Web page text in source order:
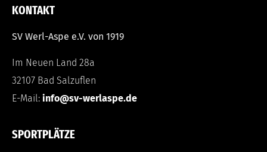
KONTAKT
SV Werl-Aspe e.V. von 1919
Im Neuen Land 28a
32107 Bad Salzuflen
E-Mail: info@sv-werlaspe.de
SPORTPLÄTZE